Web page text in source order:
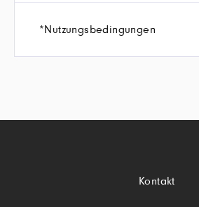
*Nutzungsbedingungen
Kontakt